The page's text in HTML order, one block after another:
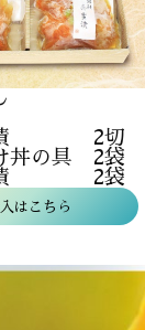
し
粕漬 2切
丼の具 2袋
漬 2袋
はこちら